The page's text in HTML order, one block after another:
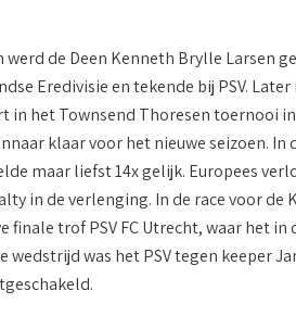
de Deen Kenneth Brylle Larsen
Eredivisie en tekende bij PSV.
in het Townsend Thoresen toernooi
klaar voor het nieuwe seizoen. In
maar liefst 14x gelijk. Europees
in de verlenging. In de race voor de
finale trof PSV FC Utrecht, waar het
was het PSV tegen keeper